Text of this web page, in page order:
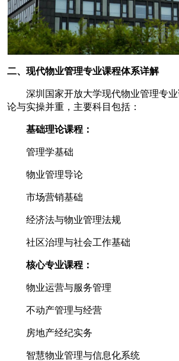
二、现代物业管理专业课程体系详解
深圳国家开放大学现代物业管理专
论与实操并重，主要科目包括：
基础理论课程：
管理学基础
物业管理导论
市场营销基础
经济法与物业管理法规
社区治理与社会工作基础
核心专业课程：
物业运营与服务管理
不动产管理与经营
房地产经纪实务
智慧物业管理与信息化系统